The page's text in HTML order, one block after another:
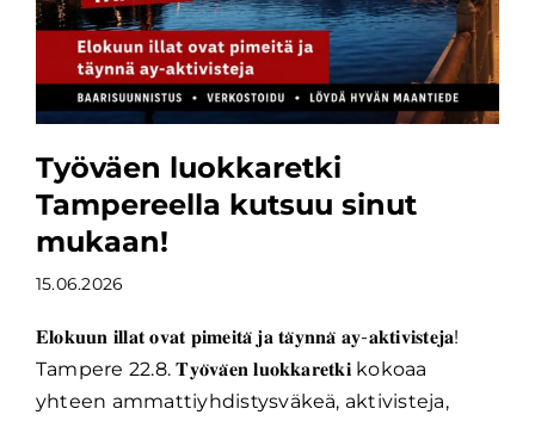
Työväen luokkaretki
Tampereella kutsuu sinut
mukaan!
15.06.2026
𝐄𝐥𝐨𝐤𝐮𝐮𝐧 𝐢𝐥𝐥𝐚𝐭 𝐨𝐯𝐚𝐭 𝐩𝐢𝐦𝐞𝐢𝐭𝐚̈ 𝐣𝐚 𝐭𝐚̈𝐲𝐧𝐧𝐚̈ 𝐚𝐲-𝐚𝐤𝐭𝐢𝐯𝐢𝐬𝐭𝐞𝐣𝐚!
Tampere 22.8. 𝐓𝐲𝐨̈𝐯𝐚̈𝐞𝐧 𝐥𝐮𝐨𝐤𝐤𝐚𝐫𝐞𝐭𝐤𝐢 kokoaa
yhteen ammattiyhdistysväkeä, aktivisteja,